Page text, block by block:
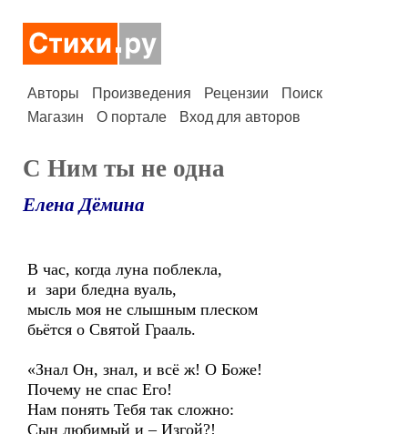
Авторы Произведения Рецензии
Поиск
Магазин
О портале Вход для авторов
С Ним ты не одна
Елена Дёмина
В час, когда луна поблекла,
и зари бледна вуаль,
мысль моя не слышным плеском
бьётся о Святой Грааль.
«Знал Он, знал, и всё ж! О Боже!
Почему не спас Его!
Нам понять Тебя так сложно:
Сын любимый и – Изгой?!